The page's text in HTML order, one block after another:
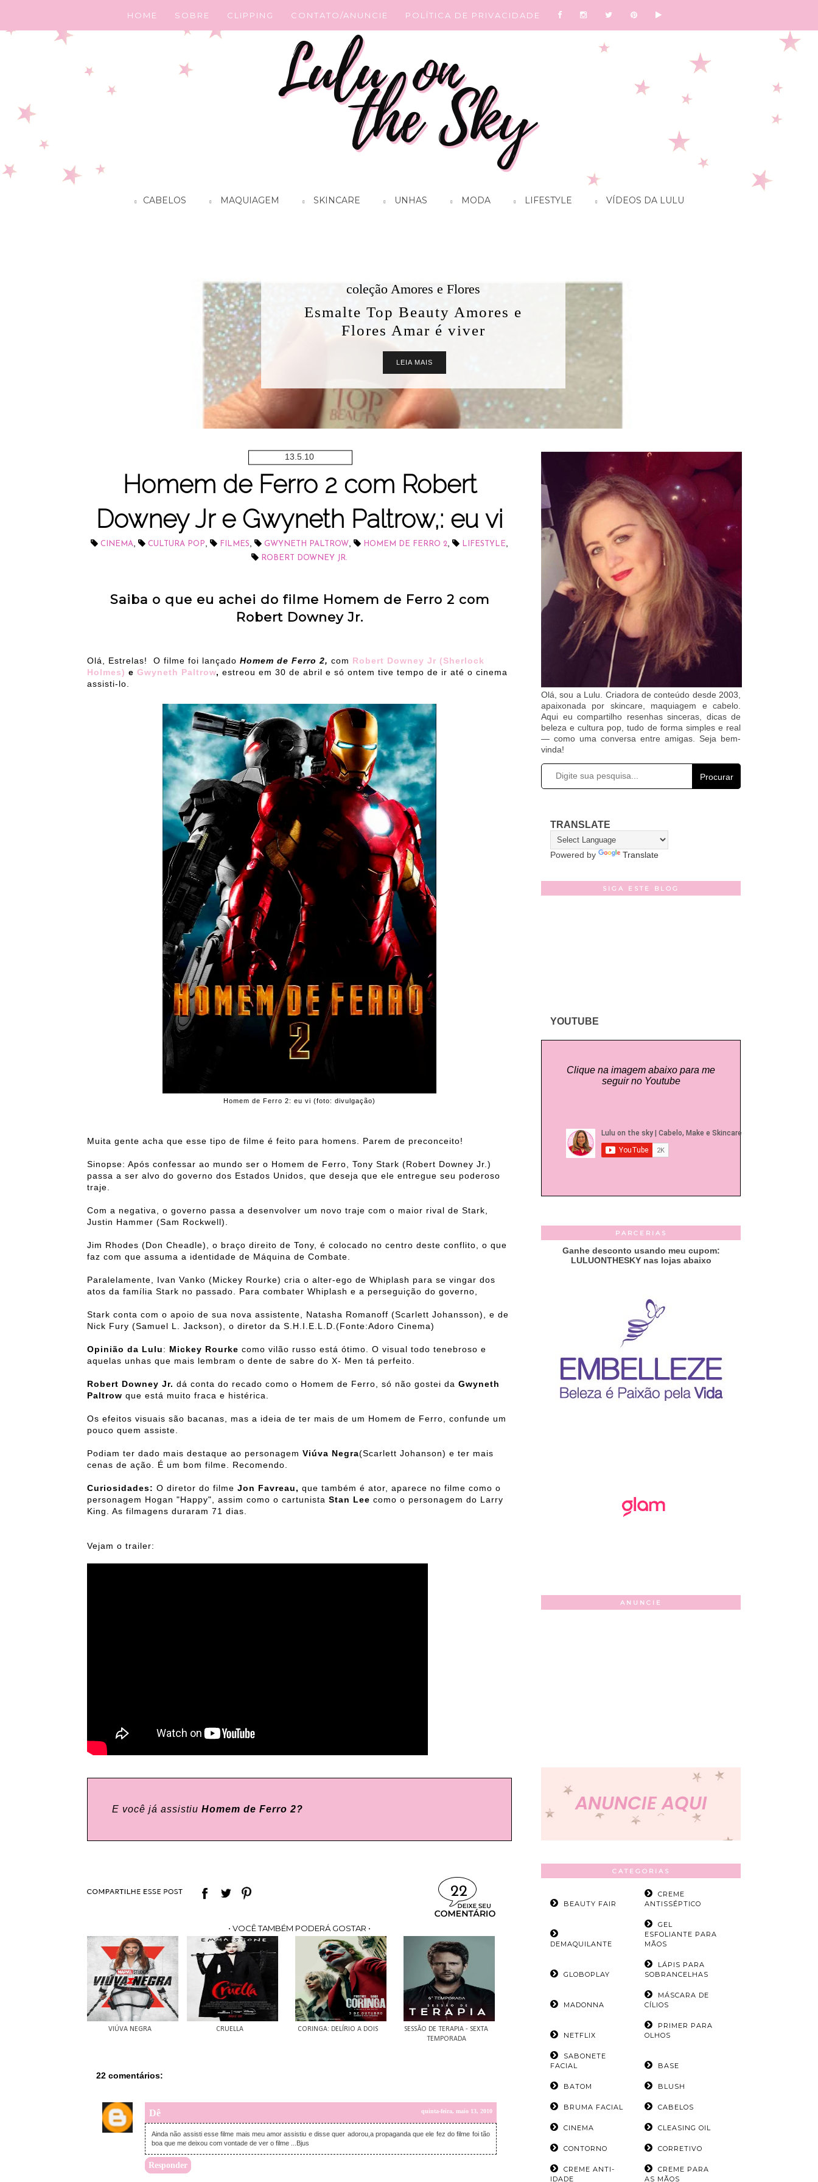
HOME SOBRE CLIPPING CONTATO/ANUNCIE POLÍTICA DE PRIVACIDADE
CABELOS MAQUIAGEM SKINCARE UNHAS MODA LIFESTYLE VÍDEOS DA LULU
coleção Amores e Flores
Esmalte Top Beauty Amores e
Flores Amar é viver
LEIA MAIS
13.5.10
Homem de Ferro 2 com Robert
Downey Jr e Gwyneth Paltrow,: eu vi
CINEMA CULTURA POP FILMES GWYNETH PALTROW HOMEM DE FERRO 2 LIFESTYLE
ROBERT DOWNEY JR.
Saiba o que eu achei do filme Homem de Ferro 2 com
Robert Downey Jr.
Olá, Estrelas! O filme foi lançado Homem de Ferro 2, com Robert Downey Jr (Sherlock
Holmes) e Gwyneth Paltrow, estreou em 30 de abril e só ontem tive tempo de ir até o cinema
assisti-lo.
Homem de Ferro 2: eu vi (foto: divulgação)
Muita gente acha que esse tipo de filme é feito para homens. Parem de preconceito!
Sinopse: Após confessar ao mundo ser o Homem de Ferro, Tony Stark (Robert Downey Jr.)
passa a ser alvo do governo dos Estados Unidos, que deseja que ele entregue seu poderoso
traje.
Com a negativa, o governo passa a desenvolver um novo traje com o maior rival de Stark,
Justin Hammer (Sam Rockwell).
Jim Rhodes (Don Cheadle), o braço direito de Tony, é colocado no centro deste conflito, o que
faz com que assuma a identidade de Máquina de Combate.
Paralelamente, Ivan Vanko (Mickey Rourke) cria o alter-ego de Whiplash para se vingar dos
atos da família Stark no passado. Para combater Whiplash e a perseguição do governo,
Stark conta com o apoio de sua nova assistente, Natasha Romanoff (Scarlett Johansson), e de
Nick Fury (Samuel L. Jackson), o diretor da S.H.I.E.L.D.(Fonte:Adoro Cinema)
Opinião da Lulu: Mickey Rourke como vilão russo está ótimo. O visual todo tenebroso e
aquelas unhas que mais lembram o dente de sabre do X- Men tá perfeito.
Robert Downey Jr. dá conta do recado como o Homem de Ferro, só não gostei da Gwyneth
Paltrow que está muito fraca e histérica.
Os efeitos visuais são bacanas, mas a ideia de ter mais de um Homem de Ferro, confunde um
pouco quem assiste.
Podiam ter dado mais destaque ao personagem Viúva Negra(Scarlett Johanson) e ter mais
cenas de ação. É um bom filme. Recomendo.
Curiosidades: O diretor do filme Jon Favreau, que também é ator, aparece no filme como o
personagem Hogan "Happy", assim como o cartunista Stan Lee como o personagem do Larry
King. As filmagens duraram 71 dias.
Vejam o trailer:
E você já assistiu Homem de Ferro 2?
22
• VOCÊ TAMBÉM PODERÁ GOSTAR •
VIÚVA NEGRA CRUELLA CORINGA: DELÍRIO A DOIS
SESSÃO DE TERAPIA - SEXTA
TEMPORADA
22 comentários:
Dê quinta-feira, maio 13, 2010
Ainda não assisti esse filme mais meu amor assistiu e disse quer adorou,a propaganda que ele fez do filme foi tão
boa que me deixou com vontade de ver o filme ...Bjus
Responder
Olá, sou a Lulu. Criadora de conteúdo desde 2003,
apaixonada por skincare, maquiagem e cabelo.
Aqui eu compartilho resenhas sinceras, dicas de
beleza e cultura pop, tudo de forma simples e real
— como uma conversa entre amigas. Seja bem-
vinda!
Procurar
TRANSLATE
Powered by Translate
SIGA ESTE BLOG
YOUTUBE
Clique na imagem abaixo para me
seguir no Youtube
PARCERIAS
Ganhe desconto usando meu cupom:
LULUONTHESKY nas lojas abaixo
ANUNCIE
CATEGORIAS
BEAUTY FAIR
CREME
ANTISSÉPTICO
DEMAQUILANTE
GEL
ESFOLIANTE PARA
MÃOS
GLOBOPLAY
LÁPIS PARA
SOBRANCELHAS
MADONNA
MÁSCARA DE
CÍLIOS
NETFLIX
PRIMER PARA
OLHOS
SABONETE
FACIAL
BASE
BATOM BLUSH
BRUMA FACIAL CABELOS
CINEMA CLEASING OIL
CONTORNO CORRETIVO
CREME ANTI-
IDADE
CREME PARA
AS MÃOS